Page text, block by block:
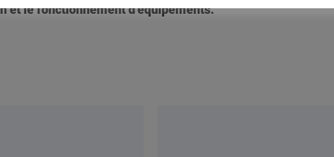
le fonctionnement d’équipements.